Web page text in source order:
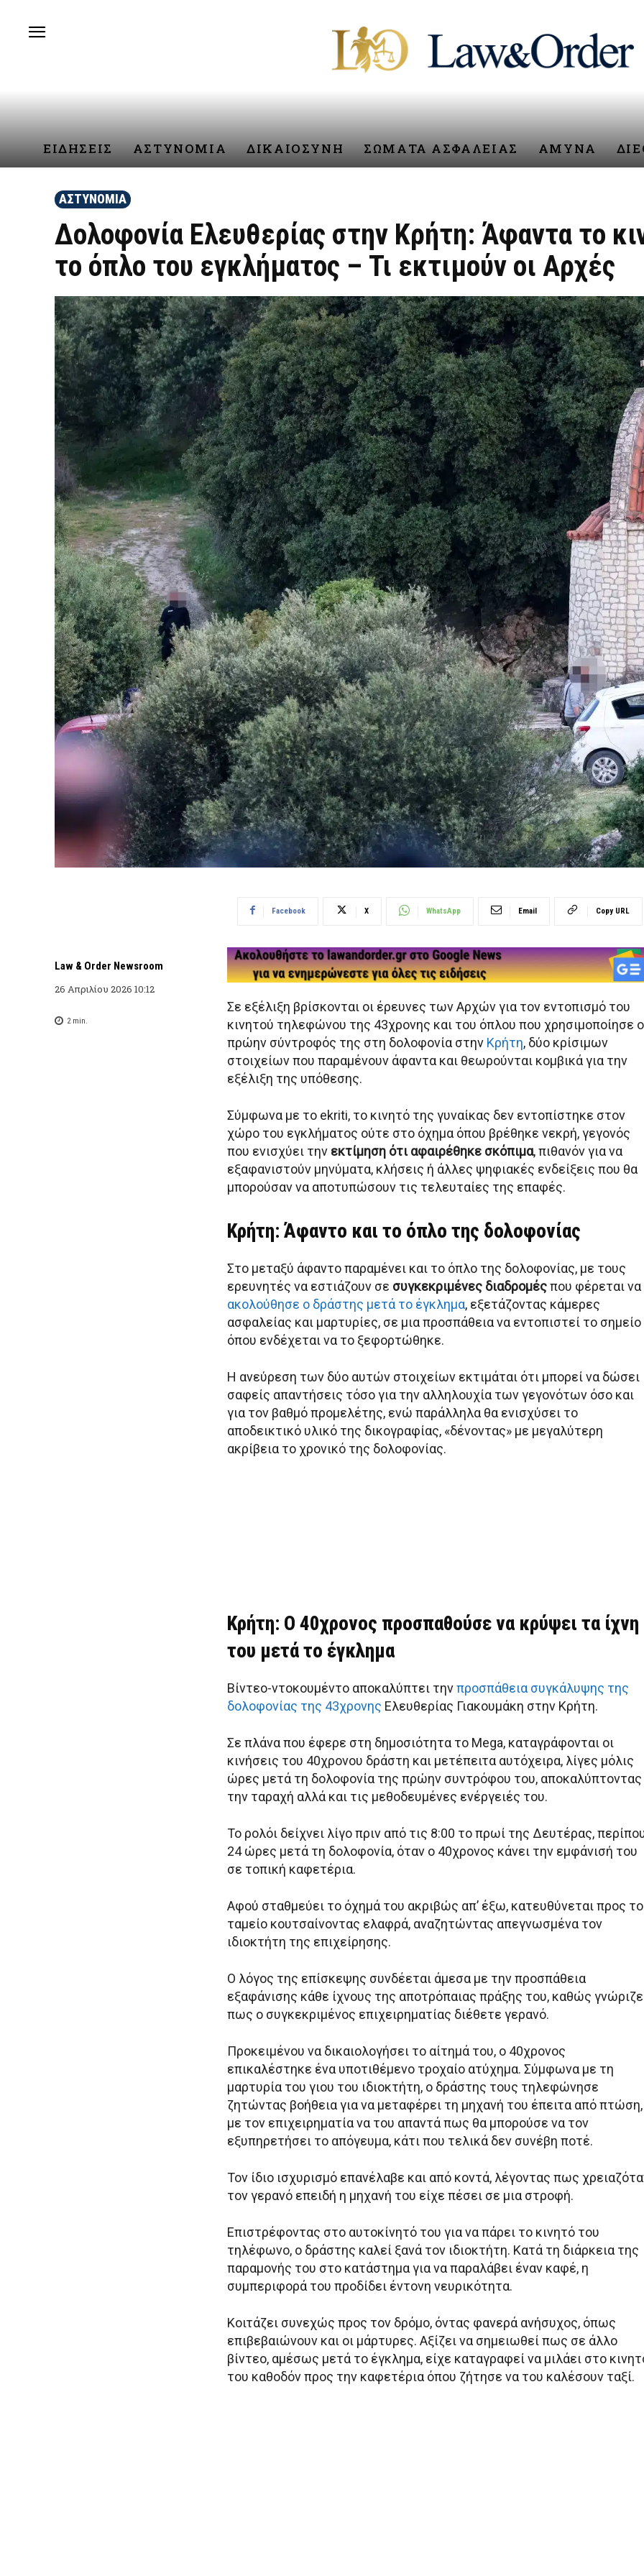
ΕΙΔΗΣΕΙΣ ΑΣΤΥΝΟΜΙΑ ΔΙΚΑΙΟΣΥΝΗ ΣΩΜΑΤΑ ΑΣΦΑΛΕΙΑΣ ΑΜΥΝΑ
ΑΣΤΥΝΟΜΙΑ
Δολοφονία Ελευθερίας στην Κρήτη: Άφαντα το
το όπλο του εγκλήματος – Τι εκτιμούν οι Αρχές
Law & Order Newsroom
26 Απριλίου 2026 10:12
2min.
Facebook X WhatsApp Email Copy URL
Σε εξέλιξη βρίσκονται οι έρευνες των Αρχών για τον εντοπισμό του
κινητού τηλεφώνου της 43χρονης και του όπλου που χρησιμοποίησε ο
πρώην σύντροφός της στη δολοφονία στην Κρήτη, δύο κρίσιμων
στοιχείων που παραμένουν άφαντα και θεωρούνται κομβικά για την
εξέλιξη της υπόθεσης.
Σύμφωνα με το ekriti, το κινητό της γυναίκας δεν εντοπίστηκε στον
χώρο του εγκλήματος ούτε στο όχημα όπου βρέθηκε νεκρή, γεγονός
που ενισχύει την εκτίμηση ότι αφαιρέθηκε σκόπιμα, πιθανόν για να
εξαφανιστούν μηνύματα, κλήσεις ή άλλες ψηφιακές ενδείξεις που θα
μπορούσαν να αποτυπώσουν τις τελευταίες της επαφές.
Κρήτη: Άφαντο και το όπλο της δολοφονίας
Στο μεταξύ άφαντο παραμένει και το όπλο της δολοφονίας, με τους
ερευνητές να εστιάζουν σε συγκεκριμένες διαδρομέςπου φέρεται να
ακολούθησε ο δράστης μετά το έγκλημα, εξετάζοντας κάμερες
ασφαλείας και μαρτυρίες, σε μια προσπάθεια να εντοπιστεί το σημείο
όπου ενδέχεται να το ξεφορτώθηκε.
Η ανεύρεση των δύο αυτών στοιχείων εκτιμάται ότι μπορεί να δώσει
σαφείς απαντήσεις τόσο για την αλληλουχία των γεγονότων όσο και
για τον βαθμό προμελέτης, ενώ παράλληλα θα ενισχύσει το
αποδεικτικό υλικό της δικογραφίας, «δένοντας» με μεγαλύτερη
ακρίβεια το χρονικό της δολοφονίας.
Κρήτη: Ο 40χρονος προσπαθούσε να κρύψει τα ίχνη
του μετά το έγκλημα
Βίντεο-ντοκουμέντο αποκαλύπτει τηνπροσπάθεια συγκάλυψης της
δολοφονίας της 43χρονης Ελευθερίας Γιακουμάκη στην Κρήτη.
Σε πλάνα που έφερε στη δημοσιότητα το Mega, καταγράφονται οι
κινήσεις του 40χρονου δράστη και μετέπειτα αυτόχειρα, λίγες μόλις
ώρες μετά τη δολοφονία της πρώην συντρόφου του, αποκαλύπτοντας
την ταραχή αλλά και τις μεθοδευμένες ενέργειές του.
Το ρολόι δείχνει λίγο πριν από τις 8:00 το πρωί της Δευτέρας,
24 ώρες μετά τη δολοφονία, όταν ο 40χρονος κάνει την εμφάνισή του
σε τοπική καφετέρια.
Αφού σταθμεύει το όχημά του ακριβώς απ’ έξω, κατευθύνεται προς το
ταμείο κουτσαίνοντας ελαφρά, αναζητώντας απεγνωσμένα τον
ιδιοκτήτη της επιχείρησης.
Ο λόγος της επίσκεψης συνδέεται άμεσα με την προσπάθεια
εξαφάνισης κάθε ίχνους της αποτρόπαιας πράξης του, καθώς γνώριζε
πως ο συγκεκριμένος επιχειρηματίας διέθετε γερανό.
Προκειμένου να δικαιολογήσει το αίτημά του, ο 40χρονος
επικαλέστηκε ένα υποτιθέμενο τροχαίο ατύχημα. Σύμφωνα με τη
μαρτυρία του γιου του ιδιοκτήτη, ο δράστης τους τηλεφώνησε
ζητώντας βοήθεια για να μεταφέρει τη μηχανή του έπειτα από πτώση,
με τον επιχειρηματία να του απαντά πως θα μπορούσε να τον
εξυπηρετήσει το απόγευμα, κάτι που τελικά δεν συνέβη ποτέ.
Τον ίδιο ισχυρισμό επανέλαβε και από κοντά, λέγοντας πως
τον γερανό επειδή η μηχανή του είχε πέσει σε μια στροφή.
Επιστρέφοντας στο αυτοκίνητό του για να πάρει το κινητό του
τηλέφωνο, ο δράστης καλεί ξανά τον ιδιοκτήτη. Κατά τη διάρκεια της
παραμονής του στο κατάστημα για να παραλάβει έναν καφέ, η
συμπεριφορά του προδίδει έντονη νευρικότητα.
Κοιτάζει συνεχώς προς τον δρόμο, όντας φανερά ανήσυχος, όπως
επιβεβαιώνουν και οι μάρτυρες. Αξίζει να σημειωθεί πως σε άλλο
βίντεο, αμέσως μετά το έγκλημα, είχε καταγραφεί να μιλάει στο
του καθοδόν προς την καφετέρια όπου ζήτησε να του καλέσουν ταξί.